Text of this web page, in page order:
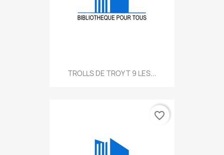
TROLLS DE TROY T 9 LES...
favorite_border